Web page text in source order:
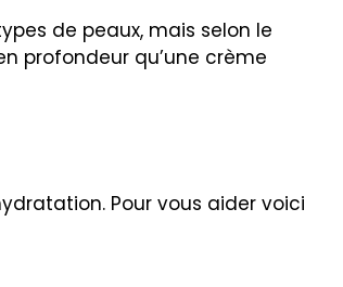
de peaux, mais selon le
profondeur qu’une crème
Pour vous aider voici